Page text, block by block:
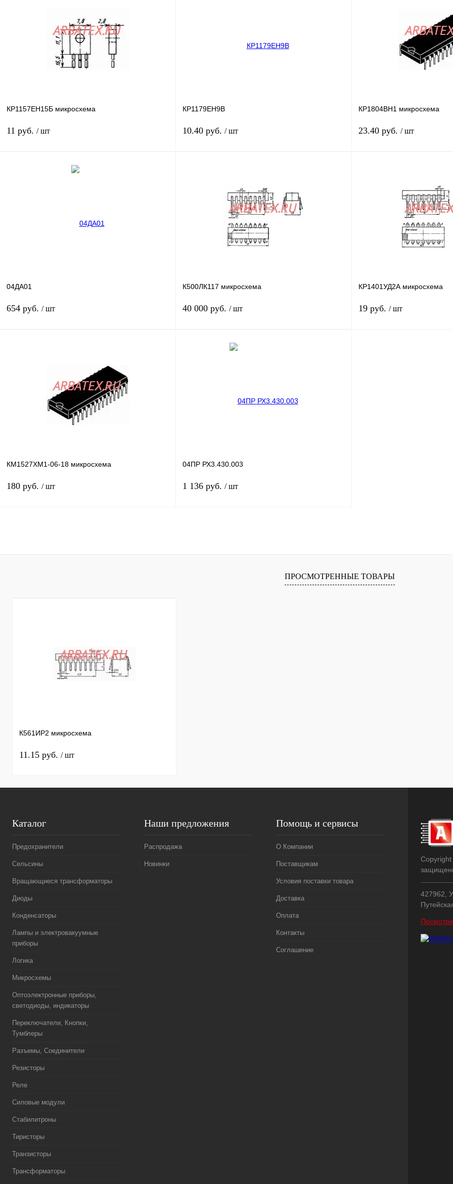
КР1157ЕН15Б микросхема
11 руб. / шт
наличии
КР1179ЕН9В
10.40 руб. / шт
Купить в 1 клик Сравнение
КР1804ВН1 микросхема
23.40 руб. / шт
Купить в 1 клик
04ДА01
654 руб. / шт
Сравнение
наличии
К500ЛК117 микросхема
40 000 руб. / шт
наличии
КР1401УД2А микросхема
19 руб. / шт
КМ1527ХМ1-06-18 микросхема
180 руб. / шт
Купить в 1 клик Сравнение
04ПР РХ3.430.003
1 136 руб. / шт
Купить в 1 клик Сравнение
ПРОСМОТРЕННЫЕ ТОВАРЫ
К561ИР2 микросхема
11.15 руб. / шт
Каталог
Предохранители
Сельсины
Вращающиеся трансформаторы
Диоды
Конденсаторы
Лампы и электровакуумные
приборы
Логика
Микросхемы
Оптоэлектронные приборы,
светодиоды, индикаторы
Переключатели, Кнопки,
Тумблеры
Разъемы, Соединители
Резисторы
Реле
Силовые модули
Стабилитроны
Тиристоры
Транзисторы
Трансформаторы
Наши предложения
Распродажа
Новинки
Помощь и сервисы
О Компании
Поставщикам
Условия поставки товара
Доставка
Оплата
Контакты
Соглашение
427962,